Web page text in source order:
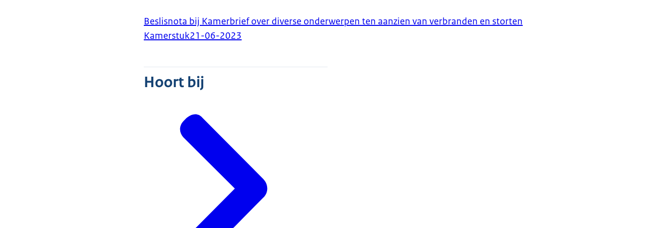
Beslisnota bij Kamerbrief over diverse onderwerpen ten aanzien van verbranden en storten
Kamerstuk21-06-2023
Hoort bij